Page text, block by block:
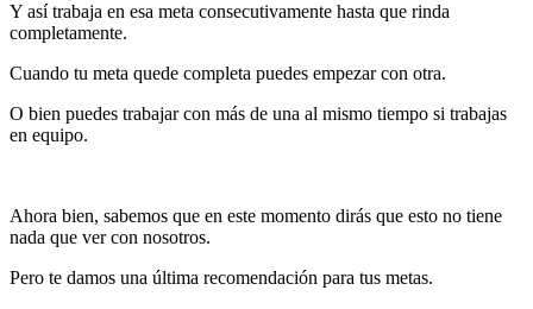
Y así trabaja en esa meta consecutivamente hasta que rinda
completamente.
Cuando tu meta quede completa puedes empezar con otra.
O bien puedes trabajar con más de una al mismo tiempo si trabajas
en equipo.
Ahora bien, sabemos que en este momento dirás que esto no tiene
nada que ver con nosotros.
Pero te damos una última recomendación para tus metas.